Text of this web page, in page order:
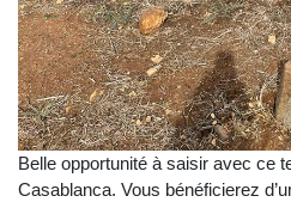
Belle opportunité à saisir avec ce
Casablanca. Vous bénéficierez